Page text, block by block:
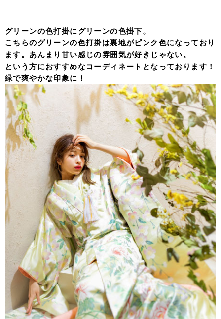
グリーンの色打掛にグリーンの色掛下。
こちらのグリーンの色打掛は裏地がピンク色になっており
ます。あんまり甘い感じの雰囲気が好きじゃない。
という方におすすめなコーディネートとなっております！
緑で爽やかな印象に！